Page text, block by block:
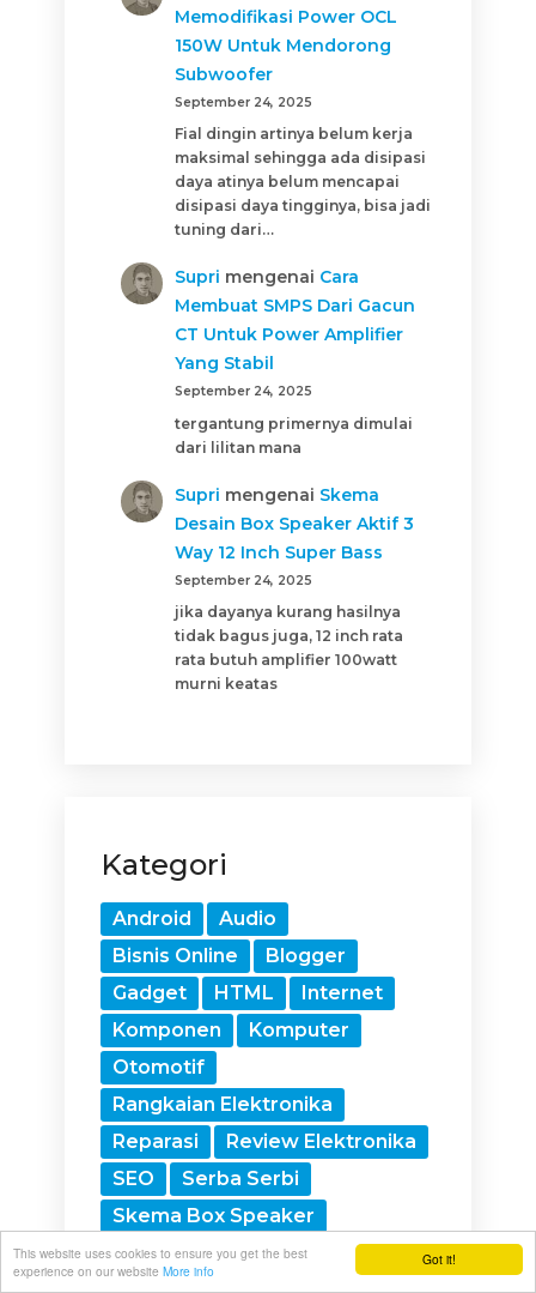
Got it!
This website uses cookies to ensure you get the best
experience on our website More info
Memodifikasi Power OCL
150W Untuk Mendorong
Subwoofer
September 24, 2025
Fial dingin artinya belum kerja
maksimal sehingga ada disipasi
daya atinya belum mencapai
disipasi daya tingginya, bisa jadi
tuning dari…
Supri mengenai Cara
Membuat SMPS Dari Gacun
CT Untuk Power Amplifier
Yang Stabil
September 24, 2025
tergantung primernya dimulai
dari lilitan mana
Supri mengenai Skema
Desain Box Speaker Aktif 3
Way 12 Inch Super Bass
September 24, 2025
jika dayanya kurang hasilnya
tidak bagus juga, 12 inch rata
rata butuh amplifier 100watt
murni keatas
Kategori
Android
Audio
Bisnis Online
Blogger
Gadget
HTML
Internet
Komponen
Komputer
Otomotif
Rangkaian Elektronika
Reparasi
Review Elektronika
SEO
Serba Serbi
Skema Box Speaker
Teknologi
Tips dan trik